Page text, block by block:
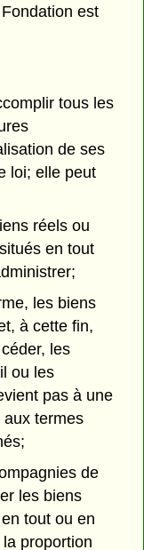
est
tous les
de ses
loi; elle peut
réels ou
en tout
les biens
à cette fin,
les
ou les
pas à une
termes
de
les biens
tout ou en
proportion